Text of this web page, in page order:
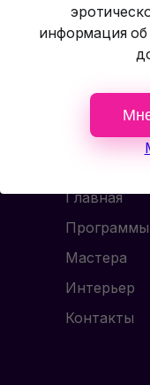
Разделы
Главная
Программы
Мастера
Интерьер
Контакты
информация